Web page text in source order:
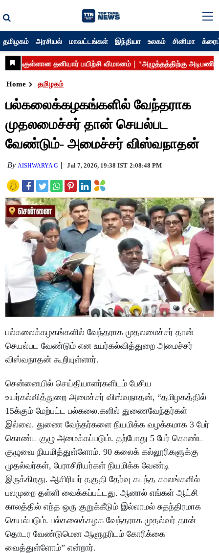
தமிழகம் அரசியல் மாவட்டங்கள் இந்தியா உலகம் சினிமா
Home தமிழகம்
பல்கலைக்கழகங்களில் வேந்தராக
முதலமைச்சர் தான் செயல்பட
வேண்டும்- அமைச்சர் விஸ்வநாதன்
By AISHWARYA G Jul 7, 2026, 19:38 IST 2:08:48 PM
பல்கலைக்கழகங்களில் வேந்தராக முதலமைச்சர் தான்
செயல்பட வேண்டும் என உயர்கல்வித்துறை அமைச்சர்
விஸ்வநாதன் கூறியுள்ளார்.
சென்னையில் செய்தியாளர்களிடம் பேசிய
உயர்கல்வித்துறை அமைச்சர் விஸ்வநாதன், “தமிழகத்தில்
15க்கும் மேற்பட்ட பல்கலை.களில் துணைவேந்தர்கள்
இல்லை. துணை வேந்தர்களை நியமிக்க வழக்கமாக 3 பேர்
கொண்ட குழு அமைக்கப்படும். தற்போது 5 பேர் கொண்ட
குழுவை நியமித்துள்ளோம். 90 கலைக் கல்லூரிகளுக்கு
முதல்வர்கள், பேராசிரியர்கள் நியமிக்க வேண்டி
இருக்கிறது. ஆசிரியர் தகுதி தேர்வு கடந்த காலங்களில்
பலமுறை தள்ளி வைக்கப்பட்டது. ஆனால் எங்கள் ஆட்சி
காலத்தில் எந்த ஒரு குறுக்கீடும் இல்லாமல் சுதந்திரமாக
செயல்படும். பல்கலைக்கழக வேந்தராக முதல்வர் தான்
தொடர வேண்டுமென ஆளுநரிடம் கோரிக்கை
வைத்துள்ளோம்” என்றார்.